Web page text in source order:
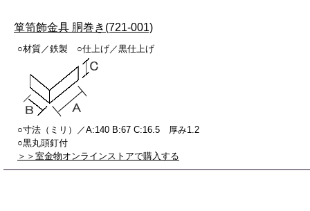
箪笥飾金具 胴巻き(721-001)
○材質／鉄製 ○仕上げ／黒仕上げ
○寸法（ミリ）／A:140 B:67 C:16.5 厚み1.2
○黒丸頭釘付
＞＞室金物オンラインストアで購入する